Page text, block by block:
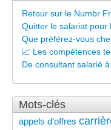
Retour sur le Numbr
Quitter le salariat pour
Que préférez-vous
📈 Les compétences
De consultant salarié
Mots-clés
appels d'offres